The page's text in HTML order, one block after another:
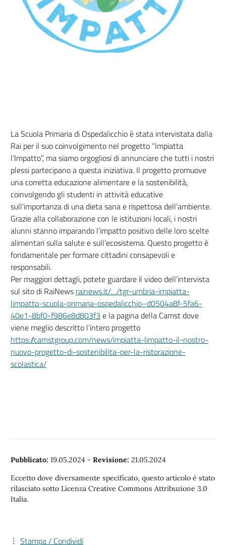
La Scuola Primaria di Ospedalicchio è stata intervistata dalla
Rai per il suo coinvolgimento nel progetto “Impiatta
l’Impatto”, ma siamo orgogliosi di annunciare che tutti i nostri
plessi partecipano a questa iniziativa. Il progetto promuove
una corretta educazione alimentare e la sostenibilità,
coinvolgendo gli studenti in attività educative
sull’importanza di una dieta sana e rispettosa dell’ambiente.
Grazie alla collaborazione con le istituzioni locali, i nostri
alunni stanno imparando l’impatto positivo delle loro scelte
alimentari sulla salute e sull’ecosistema. Questo progetto è
fondamentale per formare cittadini consapevoli e
responsabili.
Per maggiori dettagli, potete guardare il video dell’intervista
sul sito di RaiNews rainews.it/…/tgr-umbria-impiatta-
limpatto-scuola-primaria-ospedalicchio–d0504a8f-5fa6-
40e1-8bf0-f986e8d803f3 e la pagina della Camst dove
viene meglio descritto l’intero progetto
https://camstgroup.com/news/impiatta-limpatto-il-nostro-
nuovo-progetto-di-sostenibilita-per-la-ristorazione-
scolastica/
Pubblicato: 19.05.2024 - Revisione: 21.05.2024
Eccetto dove diversamente specificato, questo articolo è stato
rilasciato sotto Licenza Creative Commons Attribuzione 3.0
Italia.
Stampa / Condividi